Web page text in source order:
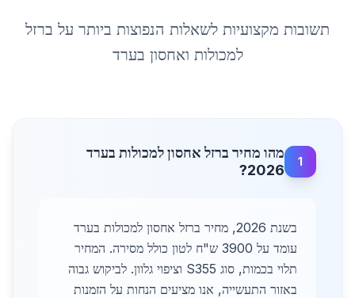
תשובות מקצועיות לשאלות הנפוצות ביותר על ברזל
למכולות ואחסון בערד
1
מהו מחיר ברזל אחסון למכולות בערד
2026?
בשנת 2026, מחיר ברזל אחסון למכולות בערד
עומד על 3900 ש"ח לטון כולל מסירה. המחיר
תלוי בכמות, סוג S355 וציפוי גלוון. לביקוש גבוה
באזור התעשייה, אנו מציעים הנחות על הזמנות